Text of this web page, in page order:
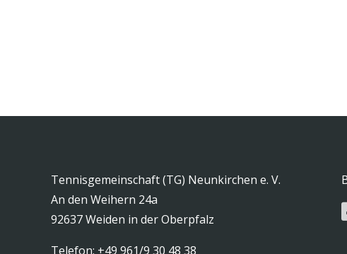
Tennisgemeinschaft (TG) Neunkirchen e. V.
An den Weihern 24a
92637 Weiden in der Oberpfalz
Telefon: +49 961/9 30 48 38